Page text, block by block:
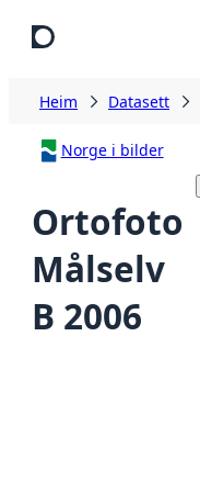
Heim Datasett
Norge i bilder
Ortofoto
Målselv
B 2006